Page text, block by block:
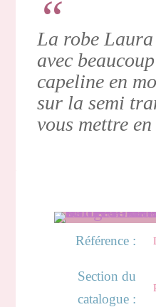
La robe
avec
capeline en
sur la semi
vous mettre
Référence :
Section du
catalogue :